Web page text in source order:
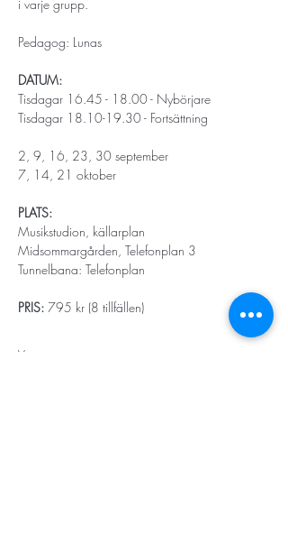
i varje grupp.
Pedagog: Lunas
DATUM:
Tisdagar 16.45 - 18.00 - Nybörjare
Tisdagar 18.10-19.30 - Fortsättning
2, 9, 16, 23, 30 september
7, 14, 21 oktober
PLATS:
Musikstudion, källarplan
Midsommargården, Telefonplan 3
Tunnelbana: Telefonplan
PRIS: 795 kr (8 tillfällen)
Visa mer